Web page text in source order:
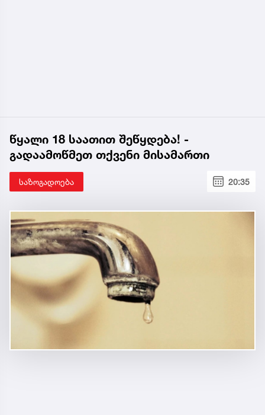
წყალი 18 საათით შეწყდება! -
გადაამოწმეთ თქვენი მისამართი
საზოგადოება 20:35